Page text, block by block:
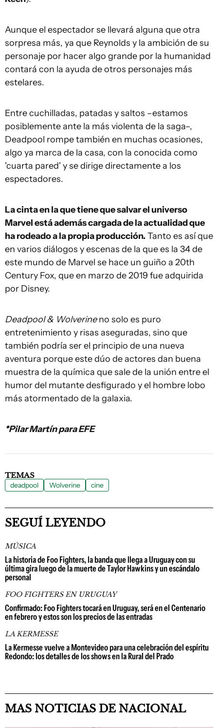
Aunque el espectador se llevará alguna que otra
sorpresa más, ya que Reynolds y la ambición de su
personaje por hacer algo grande por la humanidad
contará con la ayuda de otros personajes más
estelares.
Entre cuchilladas, patadas y saltos –estamos
posiblemente ante la más violenta de la saga–,
Deadpool rompe también en muchas ocasiones,
algo ya marca de la casa, con la conocida como
'cuarta pared' y se dirige directamente a los
espectadores.
La cinta en la que tiene que salvar el universo
Marvel está además cargada de la actualidad que
ha rodeado a la propia producción. Tanto es así que
en varios diálogos y escenas de la que es la 34 de
este mundo de Marvel se hace un guiño a 20th
Century Fox, que en marzo de 2019 fue adquirida
por Disney.
Deadpool & Wolverineno solo es puro
entretenimiento y risas aseguradas, sino que
también podría ser el principio de una nueva
aventura porque este dúo de actores dan buena
muestra de la química que sale de la unión entre el
humor del mutante desfigurado y el hombre lobo
más atormentado de la galaxia.
*Pilar Martín para EFE
TEMAS
deadpool Wolverine cine
SEGUÍ LEYENDO
MÚSICA
La historia de Foo Fighters, la banda que llega a Uruguay con su
última gira luego de la muerte de Taylor Hawkins y un escándalo
personal
FOO FIGHTERS EN URUGUAY
Confirmado: Foo Fighters tocará en Uruguay, será en el Centenario
en febrero y estos son los precios de las entradas
LA KERMESSE
La Kermesse vuelve a Montevideo para una celebración del espíritu
Redondo: los detalles de los shows en la Rural del Prado
MAS NOTICIAS DE NACIONAL